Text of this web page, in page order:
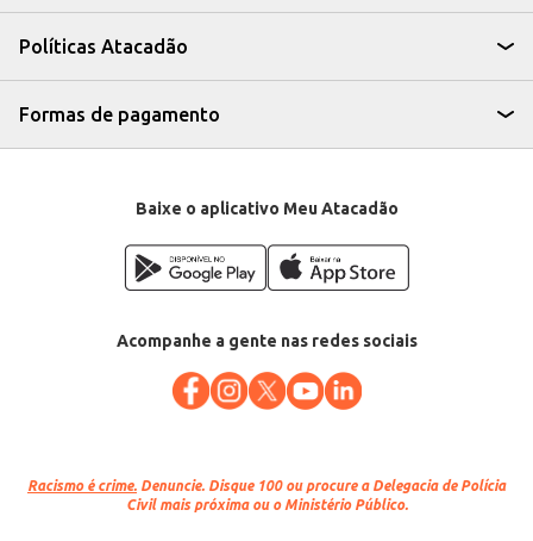
Políticas Atacadão
Formas de pagamento
Baixe o aplicativo Meu Atacadão
Acompanhe a gente nas redes sociais
Racismo é crime. Denuncie. Disque 100 ou procure a Delegacia de Polícia
Civil mais próxima ou o Ministério Público.